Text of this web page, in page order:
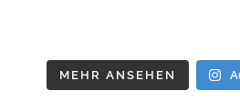
MEHR ANSEHEN